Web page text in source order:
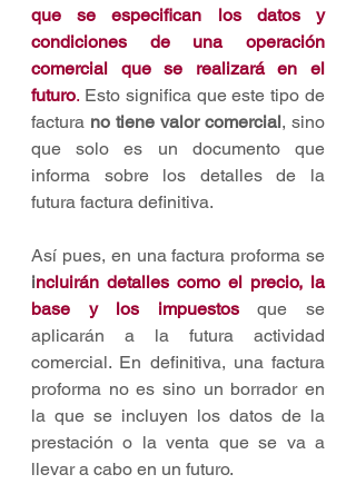
que se especifican los datos y
condiciones de una operación
comercial que se realizará en el
futuro. Esto significa que este tipo de
factura no tiene valor comercial, sino
que solo es un documento que
informa sobre los detalles de la
futura factura definitiva.
incluirán detalles como el precio, la
base y los impuestos que se
aplicarán a la futura actividad
comercial. En definitiva, una factura
proforma no es sino un borrador en
la que se incluyen los datos de la
prestación o la venta que se va a
llevar a cabo en un futuro.